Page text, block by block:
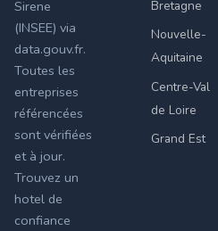
Sirene
(INSEE) via
data.gouv.fr.
Toutes les
entreprises
référencées
sont vérifiées
et à jour.
Trouvez un
hotel de
confiance
Bretagne
Nouvelle-
Aquitaine
Centre-Val
de Loire
Grand Est